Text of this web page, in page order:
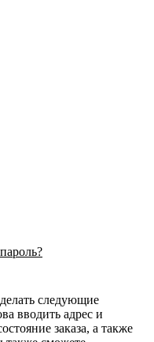
следующие
вводить адрес и
заказа, а также